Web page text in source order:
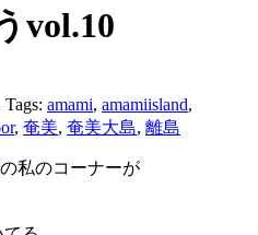
vol.10
amami, amamiisland,
, 奄美, 奄美大島, 離島
私のコーナーが